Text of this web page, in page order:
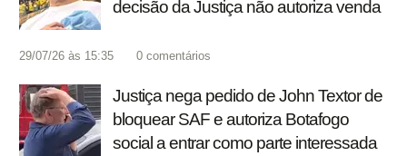
decisão da Justiça não autoriza venda
29/07/26 às 15:35 0 comentários
Justiça nega pedido de John Textor de
bloquear SAF e autoriza Botafogo
social a entrar como parte interessada